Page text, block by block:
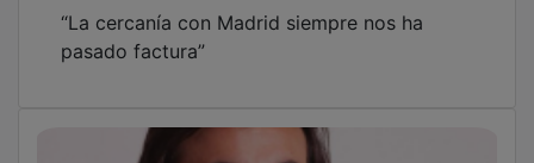
pasado factura”